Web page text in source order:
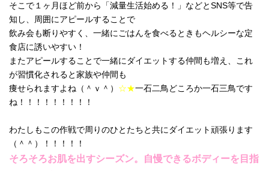
そこで１ヶ月ほど前から「減量生活始める！」などとSNS等で告
知し、周囲にアピールすることで
飲み会も断りやすく、一緒にごはんを食べるときもヘルシーな定
食店に誘いやすい！
またアピールすることで一緒にダイエットする仲間も増え、これ
が習慣化されると家族や仲間も
痩せられますよね（＾ｖ＾） ☆★一石二鳥どころか一石三鳥です
ね！！！！！！！！！
わたしもこの作戦で周りのひとたちと共にダイエット頑張ります
（＾＾）！！！！！
そろそろお肌を出すシーズン。自慢できるボディーを目指